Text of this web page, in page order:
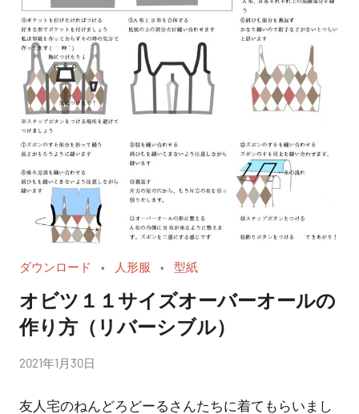
ダウンロード 人形服 型紙
オビツ１１サイズオーバーオールの
作り方（リバーシブル）
投
者:
2021年1月30日
友人宅のねんどろどーるさんたちに着てもらいまし